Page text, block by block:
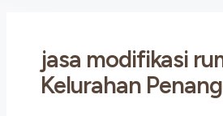
jasa modifikasi
Kelurahan